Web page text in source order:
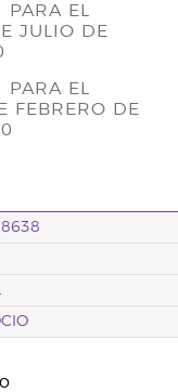
EL
JULIO DE
EL
FEBRERO DE